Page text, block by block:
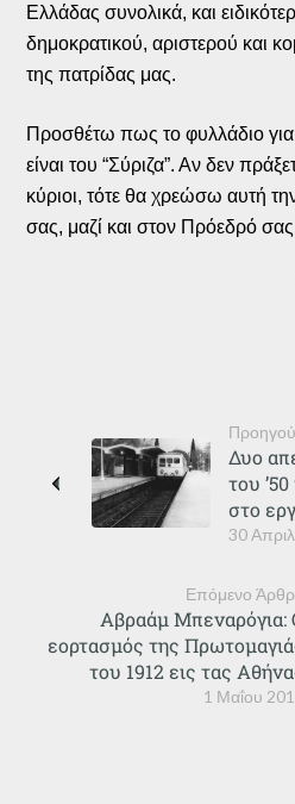
Ελλάδας συνολικά, και
δημοκρατικού, αριστερού και
της πατρίδας μας.
Προσθέτω πως το φυλλάδιο
είναι του “Σύριζα”. Αν δεν
κύριοι, τότε θα χρεώσω αυτή
σας, μαζί και στον Πρόεδρό
30
Δυο
του
στο
Επόμενο
1 Μαΐου
Αβραάμ Μπεναρόγια:
εορτασμός της
του 1912 εις τας